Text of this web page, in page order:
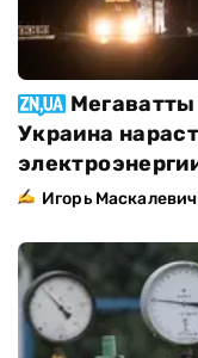
Украина
Игорь Маскалевич